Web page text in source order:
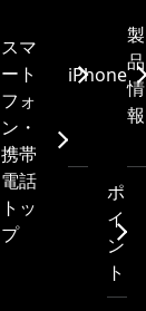
スマ
ート
フォ
ン・
携帯
電話
トッ
プ
iPhone
製
品
情
報
ポ
イ
ン
ト